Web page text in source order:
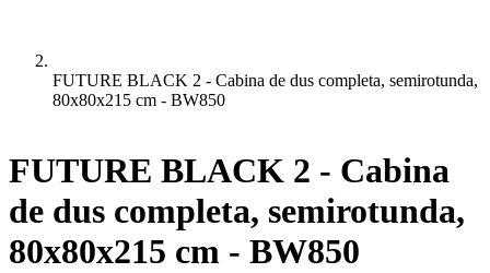
FUTURE BLACK 2 - Cabina de dus completa, semirotunda,
80x80x215 cm - BW850
FUTURE BLACK 2 - Cabina
de dus completa, semirotunda,
80x80x215 cm - BW850